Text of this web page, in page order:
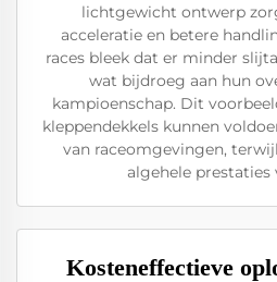
lichtgewicht ontwerp
acceleratie en betere
races bleek dat er minder
wat bijdroeg aan hun
kampioenschap. Dit
kleppendekkels kunnen
van raceomgevingen,
algehele prestaties
Kosteneffectieve